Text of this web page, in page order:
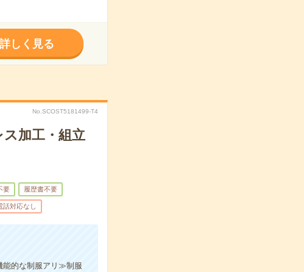
詳しく見る
No.SCOST5181499-T4
ス加工・組立
要 履歴書不要
話対応なし
能的な制服アリ≫制服